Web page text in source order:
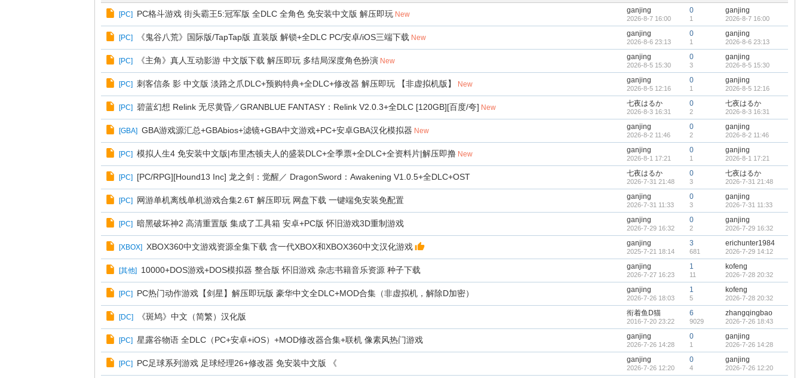
顶
[PC] PC格斗游戏 街头霸王5:冠军版 全DLC 全角色 免安装中文版 解压即玩 New ganjing
2026-8-7 16:00
0
1
ganjing
2026-8-7 16:00
[PC] 《鬼谷八荒》国际版/TapTap版 直装版 解锁+全DLC PC/安卓/iOS三端下载 New ganjing
2026-8-6 23:13
0
1
ganjing
2026-8-6 23:13
[PC] 《主角》真人互动影游 中文版下载 解压即玩 多结局深度角色扮演 New ganjing
2026-8-5 15:30
0
3
ganjing
2026-8-5 15:30
[PC] 刺客信条 影 中文版 淡路之爪DLC+预购特典+全DLC+修改器 解压即玩 【非虚拟机版】 New ganjing
2026-8-5 12:16
0
1
ganjing
2026-8-5 12:16
[PC] 碧蓝幻想 Relink 无尽黄昏／GRANBLUE FANTASY：Relink V2.0.3+全DLC [120GB][百度/夸] New 七夜はるか
2026-8-3 16:31
0
2
七夜はるか
2026-8-3 16:31
[GBA] GBA游戏源汇总+GBAbios+滤镜+GBA中文游戏+PC+安卓GBA汉化模拟器 New ganjing
2026-8-2 11:46
0
2
ganjing
2026-8-2 11:46
[PC] 模拟人生4 免安装中文版|布里杰顿夫人的盛装DLC+全季票+全DLC+全资料片|解压即撸 New ganjing
2026-8-1 17:21
0
1
ganjing
2026-8-1 17:21
[PC] [PC/RPG][Hound13 Inc] 龙之剑：觉醒／ DragonSword：Awakening V1.0.5+全DLC+OST 七夜はるか
2026-7-31 21:48
0
3
七夜はるか
2026-7-31 21:48
[PC] 网游单机离线单机游戏合集2.6T 解压即玩 网盘下载 一键端免安装免配置 ganjing
2026-7-31 11:33
0
3
ganjing
2026-7-31 11:33
[PC] 暗黑破坏神2 高清重置版 集成了工具箱 安卓+PC版 怀旧游戏3D重制游戏 ganjing
2026-7-29 16:32
0
2
ganjing
2026-7-29 16:32
[XBOX] XBOX360中文游戏资源全集下载 含一代XBOX和XBOX360中文汉化游戏 ganjing
2025-7-21 18:14
3
681
erichunter1984
2026-7-29 14:12
[其他] 10000+DOS游戏+DOS模拟器 整合版 怀旧游戏 杂志书籍音乐资源 种子下载 ganjing
2026-7-27 16:23
1
11
kofeng
2026-7-28 20:32
[PC] PC热门动作游戏【剑星】解压即玩版 豪华中文全DLC+MOD合集（非虚拟机，解除D加密） ganjing
2026-7-26 18:03
1
5
kofeng
2026-7-28 20:32
[DC] 《斑鸠》中文（简繁）汉化版 衔着鱼D猫
2016-7-20 23:22
6
9029
zhangqingbao
2026-7-26 18:43
[PC] 星露谷物语 全DLC（PC+安卓+iOS）+MOD修改器合集+联机 像素风热门游戏 ganjing
2026-7-26 14:28
0
1
ganjing
2026-7-26 14:28
[PC] PC足球系列游戏 足球经理26+修改器 免安装中文版 《 ganjing
2026-7-26 12:20
0
4
ganjing
2026-7-26 12:20